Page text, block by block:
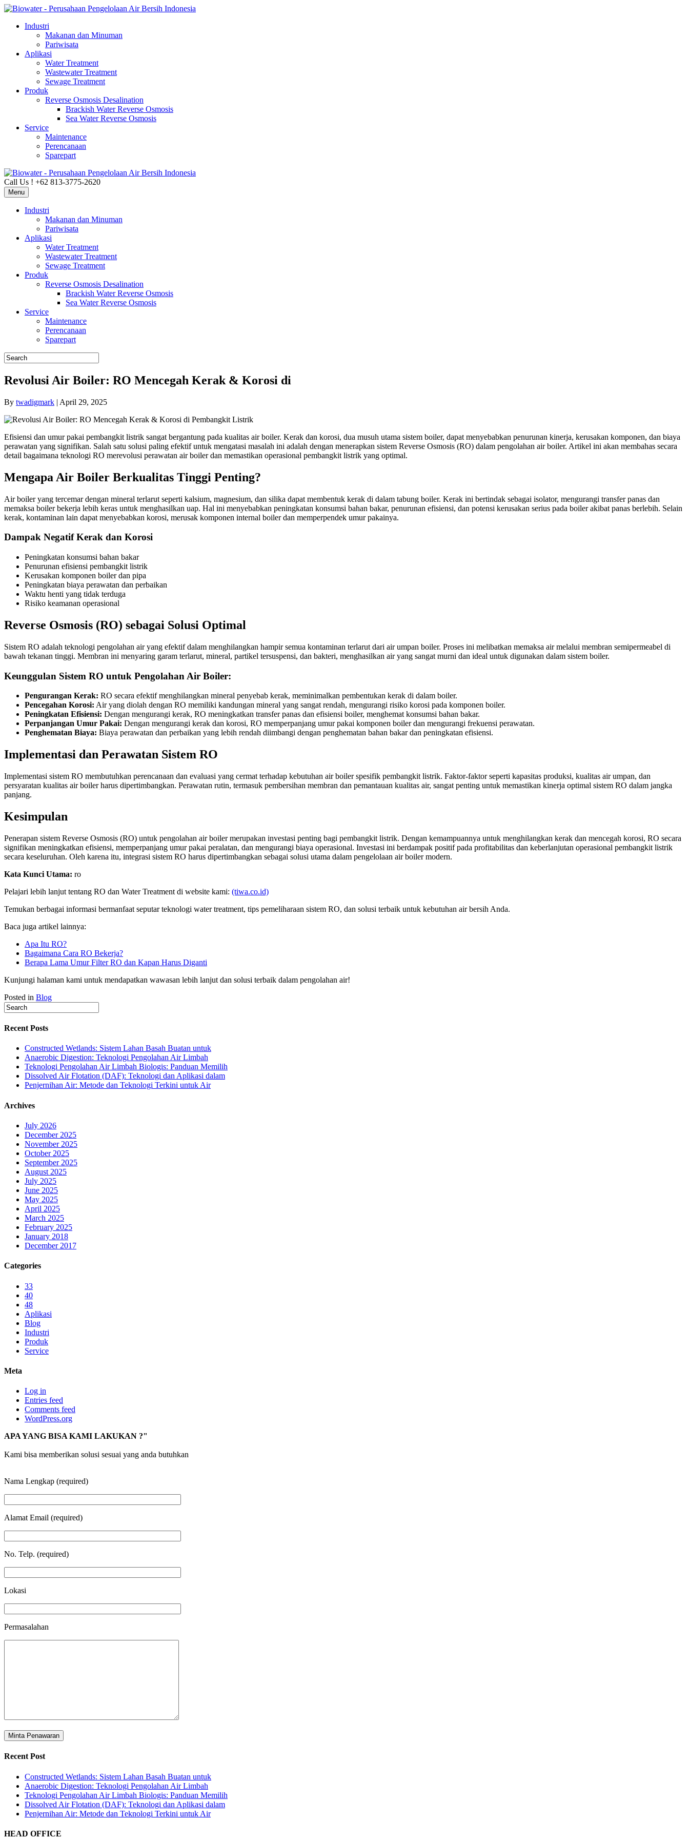
Industri
Makanan dan Minuman
Pariwisata
Aplikasi
Water Treatment
Wastewater Treatment
Sewage Treatment
Produk
Reverse Osmosis Desalination
Brackish Water Reverse Osmosis
Sea Water Reverse Osmosis
Service
Maintenance
Perencanaan
Sparepart
Call Us ! +62 813-3775-2620
Menu
Industri
Makanan dan Minuman
Pariwisata
Aplikasi
Water Treatment
Wastewater Treatment
Sewage Treatment
Produk
Reverse Osmosis Desalination
Brackish Water Reverse Osmosis
Sea Water Reverse Osmosis
Service
Maintenance
Perencanaan
Sparepart
Revolusi Air Boiler: RO Mencegah Kerak & Korosi di
By twadigmark | April 29, 2025
Efisiensi dan umur pakai pembangkit listrik sangat bergantung pada kualitas air boiler. Kerak dan korosi, dua musuh utama sistem boiler, dapat menyebabkan penurunan kinerja, kerusakan komponen, dan biaya
perawatan yang signifikan. Salah satu solusi paling efektif untuk mengatasi masalah ini adalah dengan menerapkan sistem Reverse Osmosis (RO) dalam pengolahan air boiler. Artikel ini akan membahas secara
detail bagaimana teknologi RO merevolusi perawatan air boiler dan memastikan operasional pembangkit listrik yang optimal.
Mengapa Air Boiler Berkualitas Tinggi Penting?
Air boiler yang tercemar dengan mineral terlarut seperti kalsium, magnesium, dan silika dapat membentuk kerak di dalam tabung boiler. Kerak ini bertindak sebagai isolator, mengurangi transfer panas dan
memaksa boiler bekerja lebih keras untuk menghasilkan uap. Hal ini menyebabkan peningkatan konsumsi bahan bakar, penurunan efisiensi, dan potensi kerusakan serius pada boiler akibat panas berlebih. Selain
kerak, kontaminan lain dapat menyebabkan korosi, merusak komponen internal boiler dan memperpendek umur pakainya.
Dampak Negatif Kerak dan Korosi
Peningkatan konsumsi bahan bakar
Penurunan efisiensi pembangkit listrik
Kerusakan komponen boiler dan pipa
Peningkatan biaya perawatan dan perbaikan
Waktu henti yang tidak terduga
Risiko keamanan operasional
Reverse Osmosis (RO) sebagai Solusi Optimal
Sistem RO adalah teknologi pengolahan air yang efektif dalam menghilangkan hampir semua kontaminan terlarut dari air umpan boiler. Proses ini melibatkan memaksa air melalui membran semipermeabel di
bawah tekanan tinggi. Membran ini menyaring garam terlarut, mineral, partikel tersuspensi, dan bakteri, menghasilkan air yang sangat murni dan ideal untuk digunakan dalam sistem boiler.
Keunggulan Sistem RO untuk Pengolahan Air Boiler:
Pengurangan Kerak: RO secara efektif menghilangkan mineral penyebab kerak, meminimalkan pembentukan kerak di dalam boiler.
Pencegahan Korosi: Air yang diolah dengan RO memiliki kandungan mineral yang sangat rendah, mengurangi risiko korosi pada komponen boiler.
Peningkatan Efisiensi: Dengan mengurangi kerak, RO meningkatkan transfer panas dan efisiensi boiler, menghemat konsumsi bahan bakar.
Perpanjangan Umur Pakai: Dengan mengurangi kerak dan korosi, RO memperpanjang umur pakai komponen boiler dan mengurangi frekuensi perawatan.
Penghematan Biaya: Biaya perawatan dan perbaikan yang lebih rendah diimbangi dengan penghematan bahan bakar dan peningkatan efisiensi.
Implementasi dan Perawatan Sistem RO
Implementasi sistem RO membutuhkan perencanaan dan evaluasi yang cermat terhadap kebutuhan air boiler spesifik pembangkit listrik. Faktor-faktor seperti kapasitas produksi, kualitas air umpan, dan
persyaratan kualitas air boiler harus dipertimbangkan. Perawatan rutin, termasuk pembersihan membran dan pemantauan kualitas air, sangat penting untuk memastikan kinerja optimal sistem RO dalam jangka
panjang.
Kesimpulan
Penerapan sistem Reverse Osmosis (RO) untuk pengolahan air boiler merupakan investasi penting bagi pembangkit listrik. Dengan kemampuannya untuk menghilangkan kerak dan mencegah korosi, RO secara
signifikan meningkatkan efisiensi, memperpanjang umur pakai peralatan, dan mengurangi biaya operasional. Investasi ini berdampak positif pada profitabilitas dan keberlanjutan operasional pembangkit listrik
secara keseluruhan. Oleh karena itu, integrasi sistem RO harus dipertimbangkan sebagai solusi utama dalam pengelolaan air boiler modern.
Kata Kunci Utama: ro
Pelajari lebih lanjut tentang RO dan Water Treatment di website kami: (tiwa.co.id)
Temukan berbagai informasi bermanfaat seputar teknologi water treatment, tips pemeliharaan sistem RO, dan solusi terbaik untuk kebutuhan air bersih Anda.
Baca juga artikel lainnya:
Apa Itu RO?
Bagaimana Cara RO Bekerja?
Berapa Lama Umur Filter RO dan Kapan Harus Diganti
Kunjungi halaman kami untuk mendapatkan wawasan lebih lanjut dan solusi terbaik dalam pengolahan air!
Posted in Blog
Recent Posts
Constructed Wetlands: Sistem Lahan Basah Buatan untuk
Anaerobic Digestion: Teknologi Pengolahan Air Limbah
Teknologi Pengolahan Air Limbah Biologis: Panduan Memilih
Dissolved Air Flotation (DAF): Teknologi dan Aplikasi dalam
Penjernihan Air: Metode dan Teknologi Terkini untuk Air
Archives
July 2026
December 2025
November 2025
October 2025
September 2025
August 2025
July 2025
June 2025
May 2025
April 2025
March 2025
February 2025
January 2018
December 2017
Categories
33
40
48
Aplikasi
Blog
Industri
Produk
Service
Meta
Log in
Entries feed
Comments feed
WordPress.org
APA YANG BISA KAMI LAKUKAN ?"
Kami bisa memberikan solusi sesuai yang anda butuhkan
Nama Lengkap (required)
Alamat Email (required)
No. Telp. (required)
Lokasi
Permasalahan
Recent Post
Constructed Wetlands: Sistem Lahan Basah Buatan untuk
Anaerobic Digestion: Teknologi Pengolahan Air Limbah
Teknologi Pengolahan Air Limbah Biologis: Panduan Memilih
Dissolved Air Flotation (DAF): Teknologi dan Aplikasi dalam
Penjernihan Air: Metode dan Teknologi Terkini untuk Air
HEAD OFFICE